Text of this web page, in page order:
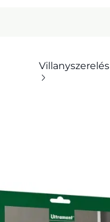
Villanyszerelés